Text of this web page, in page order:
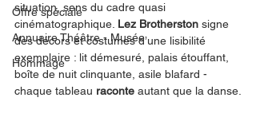
Offre spéciale
Annuaire Théâtre - Musée
Hommage
situation, sens du cadre quasi
cinématographique. Lez Brotherston signe
des décors et costumes d’une lisibilité
exemplaire : lit démesuré, palais étouffant,
boîte de nuit clinquante, asile blafard -
chaque tableau raconte autant que la danse.